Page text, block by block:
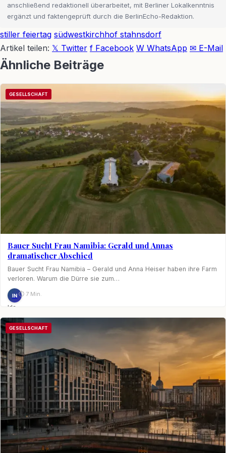
anschließend redaktionell überarbeitet, mit Berliner Lokalkenntnis
ergänzt und faktengeprüft durch die BerlinEcho-Redaktion.
stiller feiertag südwestkirchhof stahnsdorf
Artikel teilen: 𝕏 Twitter f Facebook W WhatsApp ✉ E-Mail
Ähnliche Beiträge
GESELLSCHAFT
Bauer Sucht Frau Namibia: Gerald und Annas
dramatischer Abschied
Bauer Sucht Frau Namibia – Gerald und Anna Heiser haben ihre Farm
verloren. Warum die Dürre sie zum…
IN
Ida
Nagel
⏱ 7 Min.
GESELLSCHAFT